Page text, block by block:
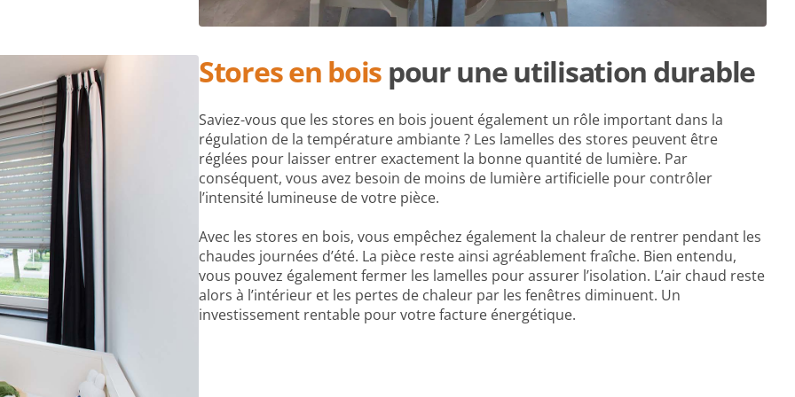
Stores en bois pour une utilisation durable
Saviez-vous que les stores en bois jouent également un rôle important dans la
régulation de la température ambiante ? Les lamelles des stores peuvent être
réglées pour laisser entrer exactement la bonne quantité de lumière. Par
conséquent, vous avez besoin de moins de lumière artificielle pour contrôler
l’intensité lumineuse de votre pièce.
Avec les stores en bois, vous empêchez également la chaleur de rentrer pendant les
chaudes journées d’été. La pièce reste ainsi agréablement fraîche. Bien entendu,
vous pouvez également fermer les lamelles pour assurer l’isolation. L’air chaud reste
alors à l’intérieur et les pertes de chaleur par les fenêtres diminuent. Un
investissement rentable pour votre facture énergétique.